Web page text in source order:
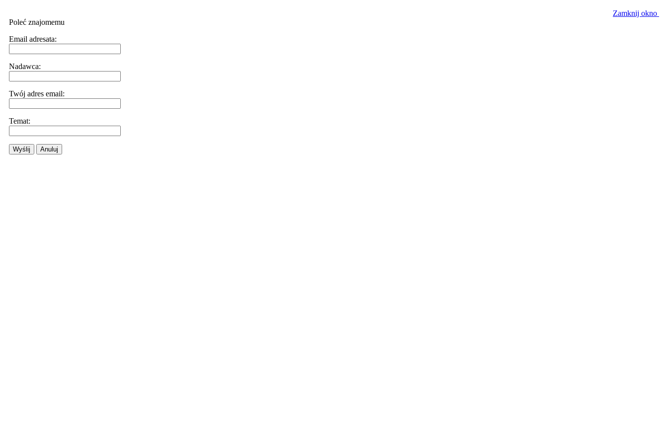
Zamknij okno
Poleć znajomemu
Email adresata:
Nadawca:
Twój adres email:
Temat:
Wyślij Anuluj